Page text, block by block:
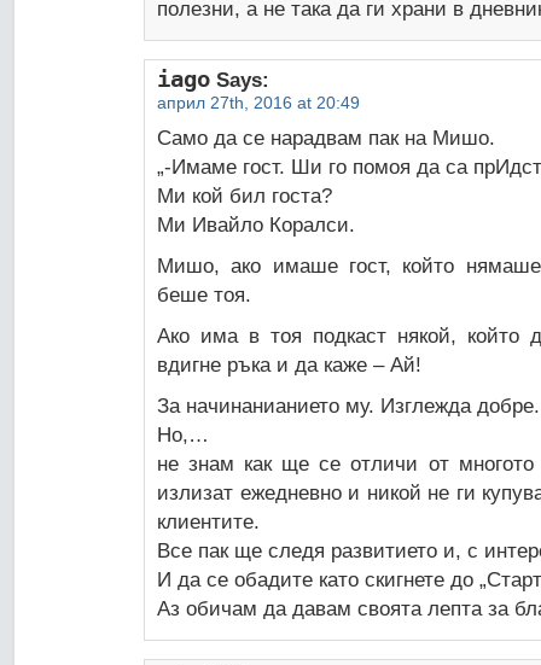
полезни, а не така да ги храни в
iago Says:
април 27th, 2016 at 20:49
Само да се нарадвам пак на Мишо.
„-Имаме гост. Ши го помоя да са
Ми кой бил госта?
Ми Ивайло Коралси.
Мишо, ако имаше гост, който
беше тоя.
Ако има в тоя подкаст някой, който
вдигне ръка и да каже – Ай!
За начинанианието му. Изглежда
Но,…
не знам как ще се отличи от многото
излизат ежедневно и никой не ги
клиентите.
Все пак ще следя развитието и, с
И да се обадите като скигнете до
Аз обичам да давам своята лепта за